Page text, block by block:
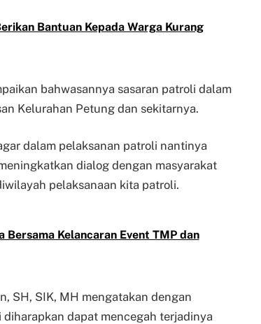
Bantuan Kepada Warga Kurang
bahwasannya sasaran patroli dalam
Kelurahan Petung dan sekitarnya.
dalam pelaksanan patroli nantinya
dialog dengan masyarakat
pelaksanaan kita patroli.
Kelancaran Event TMP dan
SH, SIK, MH mengatakan dengan
dapat mencegah terjadinya